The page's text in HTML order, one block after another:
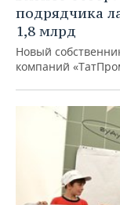
подрядчика
1,8 млрд
Новый
компаний